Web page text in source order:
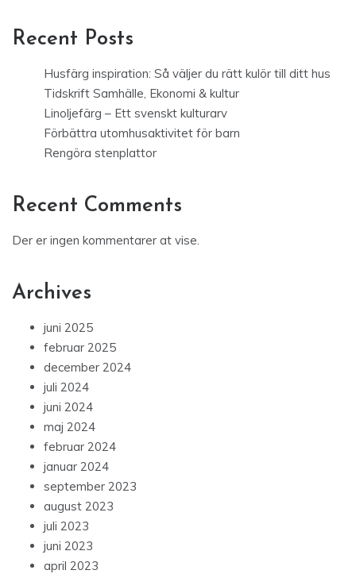
Recent Posts
Husfärg inspiration: Så väljer du rätt kulör till ditt hus
Tidskrift Samhälle, Ekonomi & kultur
Linoljefärg – Ett svenskt kulturarv
Förbättra utomhusaktivitet för barn
Rengöra stenplattor
Recent Comments
Der er ingen kommentarer at vise.
Archives
juni 2025
februar 2025
december 2024
juli 2024
juni 2024
maj 2024
februar 2024
januar 2024
september 2023
august 2023
juli 2023
juni 2023
april 2023